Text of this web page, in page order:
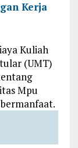
Kerja
Kuliah
(UMT)
Mpu